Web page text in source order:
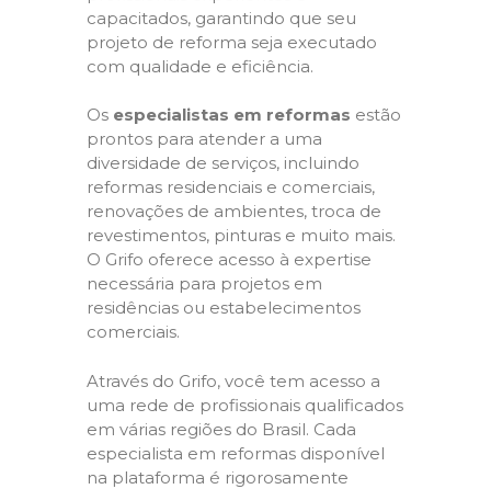
capacitados, garantindo que seu
projeto de reforma seja executado
com qualidade e eficiência.
Os especialistas em reformas estão
prontos para atender a uma
diversidade de serviços, incluindo
reformas residenciais e comerciais,
renovações de ambientes, troca de
revestimentos, pinturas e muito mais.
O Grifo oferece acesso à expertise
necessária para projetos em
residências ou estabelecimentos
comerciais.
Através do Grifo, você tem acesso a
uma rede de profissionais qualificados
em várias regiões do Brasil. Cada
especialista em reformas disponível
na plataforma é rigorosamente